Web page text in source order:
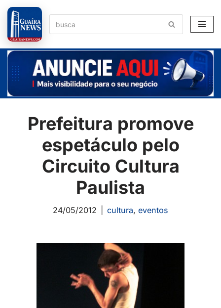
Pular
para
o
conteúdo
Prefeitura promove
espetáculo pelo
Circuito Cultura
Paulista
24/05/2012 cultura, eventos